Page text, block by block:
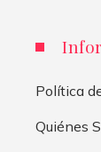
Política
Quiénes